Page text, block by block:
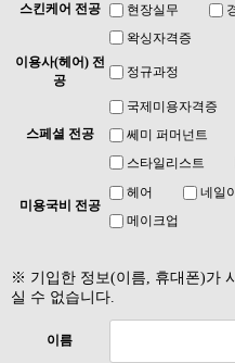
스킨케어 전공
현장실무
왁싱자격증
이용사(헤어) 전
공
정규과정
스페셜 전공
국제미용자격증
쎄미 퍼머넌트
스타일리스트
미용국비 전공
헤어 네일
메이크업
※ 기입한 정보(이름, 휴대폰)가
실 수 없습니다.
이름